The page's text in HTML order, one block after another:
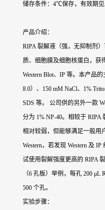
储存条件：4℃保存，有效期
产品介绍：
RIPA 裂解液（强，无抑制剂
质、细胞膜及细胞核蛋白，获
Western Blot、IP 等。本产品
8.0）、150 mM NaCl、1%
SDS 等。 公司供的另外一款
分为 1% NP-40。相较于
相对较弱，但能够满足一般用
Western，若发现 Western 及
试使用裂解强度更高的 RIPA
（6 孔板）举例，每孔 200
500 个孔。
实验步骤：